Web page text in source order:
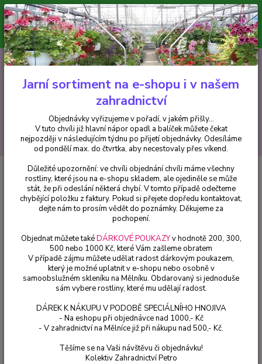
Minimální hodnota pro odeslání z e-shopu je 300 Kč.
V tuto chvíli již hlavní nápor objednávek opadl a balíček můžete čekat
nejpozději v následujícím týdnu po přijetí objednávky. Objednávky
vyřizujeme v pořadí, v jakém přišly...
CZK
Hledat
+420 602 223 614 0ks
za0 Kč
Pelargonie Fireworks Pink Pelargónie - 1249
Fireworks Pink Pelargónie - 1249
Jarní sortiment na e-shopu i v našem
zahradnictví
Objednávky vyřizujeme v pořadí, v jakém přišly...
V tuto chvíli již hlavní nápor opadl a balíček můžete čekat
nejpozději v následujícím týdnu po přijetí objednávky. Odesíláme
od pondělí max. do čtvrtka, aby necestovaly přes víkend.
Důležité upozornění: ve chvíli objednání chvíli máme všechny
rostliny, které jsou na e-shopu skladem, ale ojediněle se může
stát, že při odeslání některá chybí. V tomto případě odečteme
chybějící položku z faktury. Pokud si přejete dopředu kontaktovat,
dejte nám to prosím vědět do poznámky. Děkujeme za
pochopení.
Objednat můžete takéDÁRKOVÉ POUKAZYv hodnotě 200, 300,
500 nebo 1000 Kč, které Vám zašleme obratem
V případě zájmu můžete udělat radost dárkovým poukazem,
který je možné uplatnit v e-shopu nebo osobně v
samoobslužném skleníku na Mělníku. Obdarovaný si jednoduše
sám vybere rostliny, které mu udělají radost.
DÁREK K NÁKUPU V PODOBĚ SPECIÁLNÍHO HNOJIVA
- Na eshopu při objednávce nad 1000,- Kč
- V zahradnictví na Mělníce již při nákupu nad 500,- Kč.
Těšíme se na Vaši návštěvu či objednávku!
Kolektiv Zahradnictví Petro